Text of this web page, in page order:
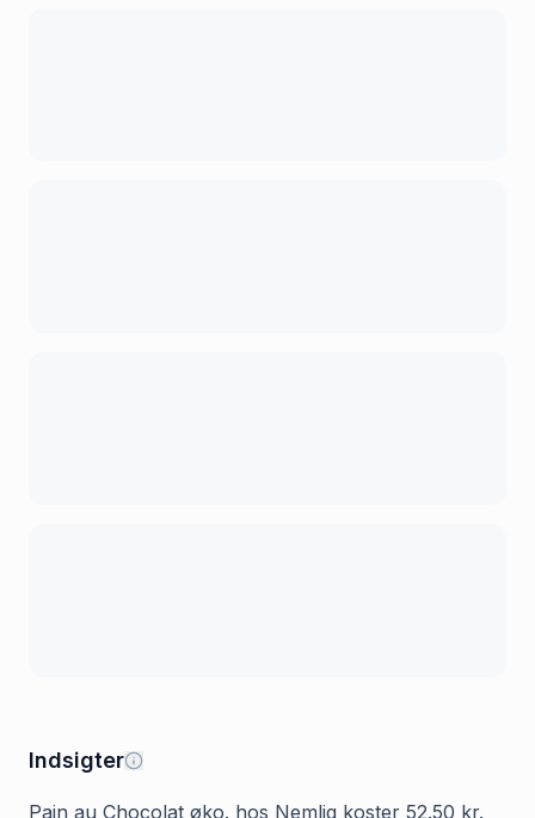
Indsigter
Pain au Chocolat øko. hos Nemlig koster 52.50 kr.